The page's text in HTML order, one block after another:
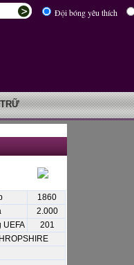
Đội bóng yêu thích
1860
2.000
UEFA
201